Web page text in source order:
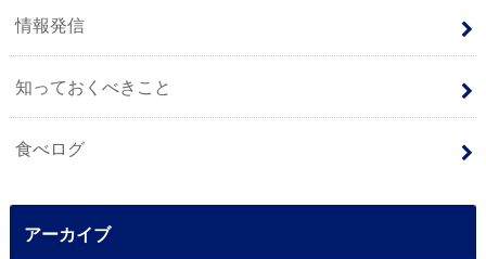
情報発信
知っておくべきこと
食べログ
アーカイブ